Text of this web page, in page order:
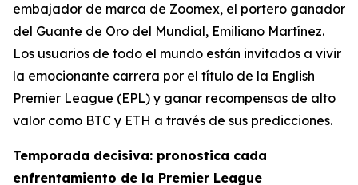
embajador de marca de Zoomex, el portero ganador
del Guante de Oro del Mundial, Emiliano Martínez.
Los usuarios de todo el mundo están invitados a vivir
la emocionante carrera por el título de la English
Premier League (EPL) y ganar recompensas de alto
valor como BTC y ETH a través de sus predicciones.
Temporada decisiva: pronostica cada
enfrentamiento de la Premier League